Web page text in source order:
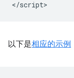
以下是相应的示例